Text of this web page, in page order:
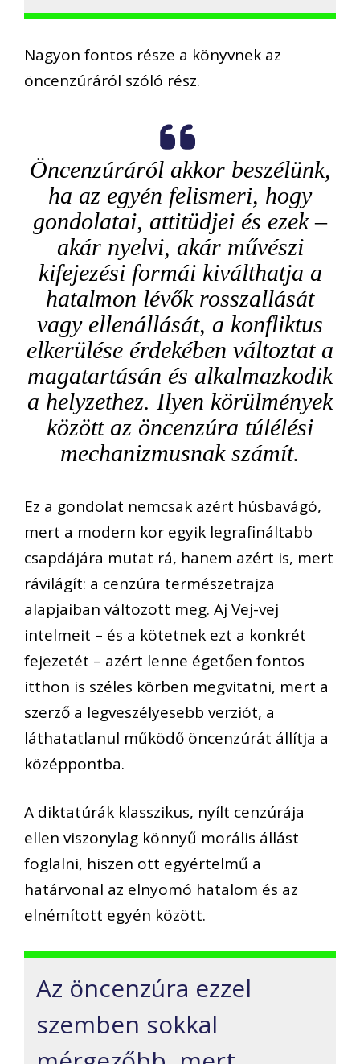
Nagyon fontos része a könyvnek az
öncenzúráról szóló rész.
Öncenzúráról akkor beszélünk,
ha az egyén felismeri, hogy
gondolatai, attitüdjei és ezek –
akár nyelvi, akár művészi
kifejezési formái kiválthatja a
hatalmon lévők rosszallását
vagy ellenállását, a konfliktus
elkerülése érdekében változtat a
magatartásán és alkalmazkodik
a helyzethez. Ilyen körülmények
között az öncenzúra túlélési
mechanizmusnak számít.
Ez a gondolat nemcsak azért húsbavágó,
mert a modern kor egyik legrafináltabb
csapdájára mutat rá, hanem azért is, mert
rávilágít: a cenzúra természetrajza
alapjaiban változott meg. Aj Vej-vej
intelmeit – és a kötetnek ezt a konkrét
fejezetét – azért lenne égetően fontos
itthon is széles körben megvitatni, mert a
szerző a legveszélyesebb verziót, a
láthatatlanul működő öncenzúrát állítja a
középpontba.
A diktatúrák klasszikus, nyílt cenzúrája
ellen viszonylag könnyű morális állást
foglalni, hiszen ott egyértelmű a
határvonal az elnyomó hatalom és az
elnémított egyén között.
Az öncenzúra ezzel
szemben sokkal